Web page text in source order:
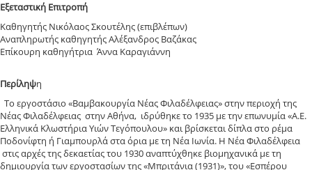
Εξεταστική Επιτροπή
Καθηγητής Νικόλαος Σκουτέλης (επιβλέπων)
Αναπληρωτής καθηγητής Αλέξανδρος Βαζάκας
Επίκουρη καθηγήτρια Άννα Καραγιάννη
Περίληψη
Το εργοστάσιο «Βαμβακουργία Νέας Φιλαδέλφειας» στην περιοχή της
Νέας Φιλαδέλφειας στην Αθήνα, ιδρύθηκε το 1935 με την επωνυμία «Α.Ε.
Ελληνικά Κλωστήρια Υιών Τεγόπουλου» και βρίσκεται δίπλα στο ρέμα
Ποδονίφτη ή Γιαμπουρλά στα όρια με τη Νέα Ιωνία. Η Νέα Φιλαδέλφεια
στις αρχές της δεκαετίας του 1930 αναπτύχθηκε βιομηχανικά με τη
δημιουργία των εργοστασίων της «Μπριτάνια (1931)», του «Εσπέρου